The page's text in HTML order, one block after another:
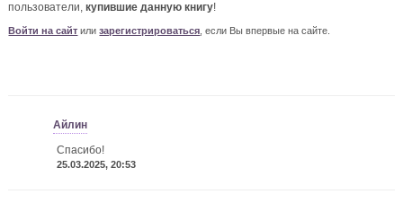
пользователи,купившие данную книгу!
Войти на сайт илизарегистрироваться , если Вы впервые на сайте.
Айлин
Спасибо!
25.03.2025, 20:53